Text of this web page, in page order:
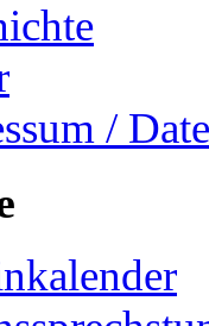
/